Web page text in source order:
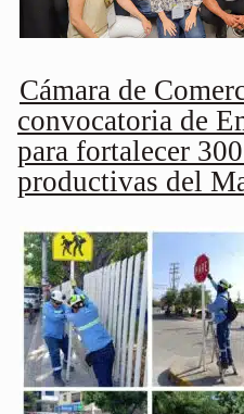
Cámara de
convocatoria de
para fortalecer
productivas del